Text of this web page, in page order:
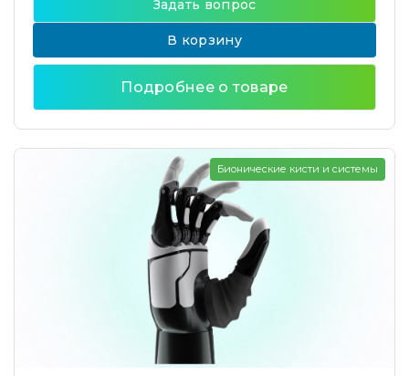
Задать вопрос
В корзину
Подробнее о товаре
Бионические кисти и системы